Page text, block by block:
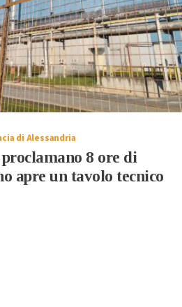
di Alessandria
8 ore di
apre un tavolo tecnico